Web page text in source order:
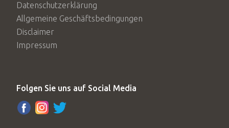
Datenschutzerklärung
Allgemeine Geschäftsbedingungen
Disclaimer
Impressum
Folgen Sie uns auf Social Media